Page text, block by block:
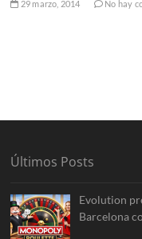
29 marzo, 2014 No hay
Últimos Posts
Evolution
Barcelona